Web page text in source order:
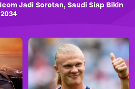
Jadi Sorotan, Saudi Siap Bikin